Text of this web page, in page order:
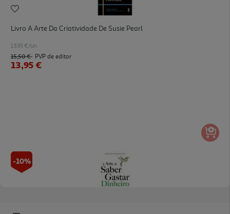
Livro A Arte Da Criatividade De Susie Pearl
13.95 €/un
15,50 € PVP de editor
13,95 €
-10%